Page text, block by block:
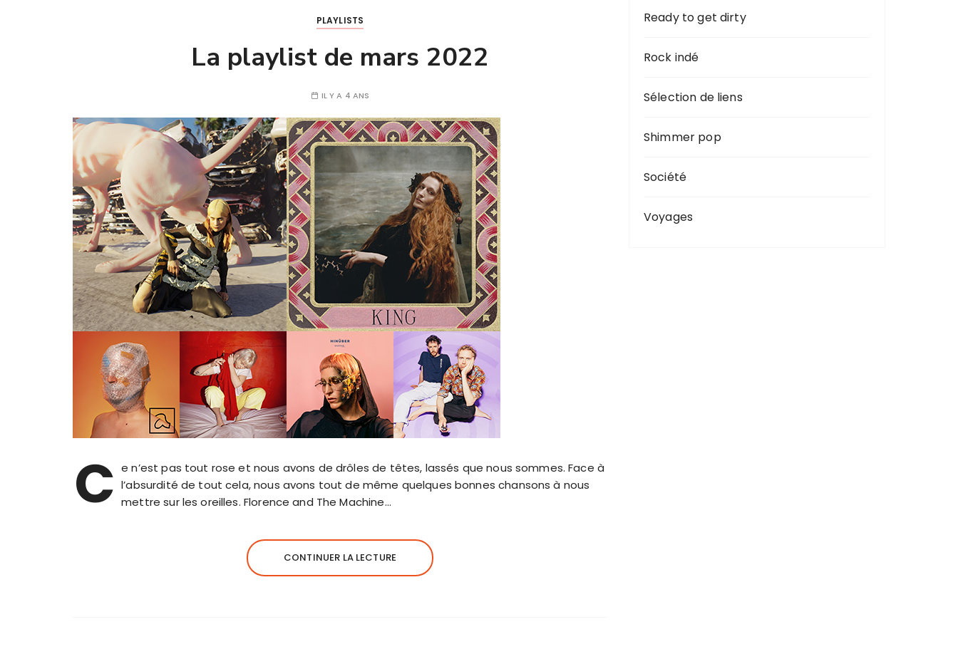
PLAYLISTS
La playlist de mars 2022
IL Y A 4 ANS
C e n’est pas tout rose et nous avons de drôles de têtes, lassés que nous sommes. Face à
l’absurdité de tout cela, nous avons tout de même quelques bonnes chansons à nous
mettre sur les oreilles. Florence and The Machine…
CONTINUER LA LECTURE
Ready to get dirty
Rock indé
Sélection de liens
Shimmer pop
Société
Voyages